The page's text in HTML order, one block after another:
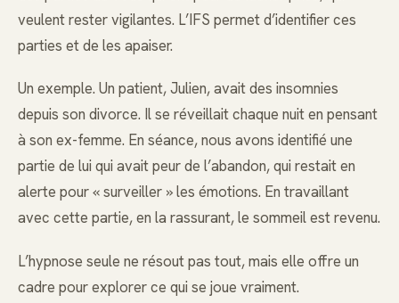
veulent rester vigilantes. L’IFS permet d’identifier ces
parties et de les apaiser.
Un exemple. Un patient, Julien, avait des insomnies
depuis son divorce. Il se réveillait chaque nuit en pensant
à son ex-femme. En séance, nous avons identifié une
partie de lui qui avait peur de l’abandon, qui restait en
alerte pour « surveiller » les émotions. En travaillant
avec cette partie, en la rassurant, le sommeil est revenu.
L’hypnose seule ne résout pas tout, mais elle offre un
cadre pour explorer ce qui se joue vraiment.